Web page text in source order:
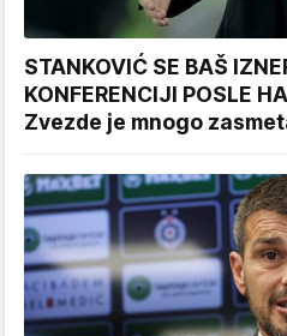
STANKOVIĆ SE BAŠ
KONFERENCIJI POSLE
Zvezde je mnogo